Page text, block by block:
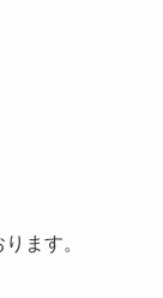
ります。